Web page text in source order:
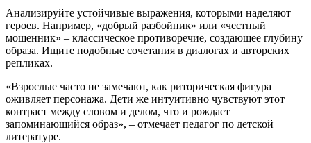
Анализируйте устойчивые выражения, которыми наделяют
героев. Например, «добрый разбойник» или «честный
мошенник» – классическое противоречие, создающее глубину
образа. Ищите подобные сочетания в диалогах и авторских
репликах.
«Взрослые часто не замечают, как риторическая фигура
оживляет персонажа. Дети же интуитивно чувствуют этот
контраст между словом и делом, что и рождает
запоминающийся образ», – отмечает педагог по детской
литературе.